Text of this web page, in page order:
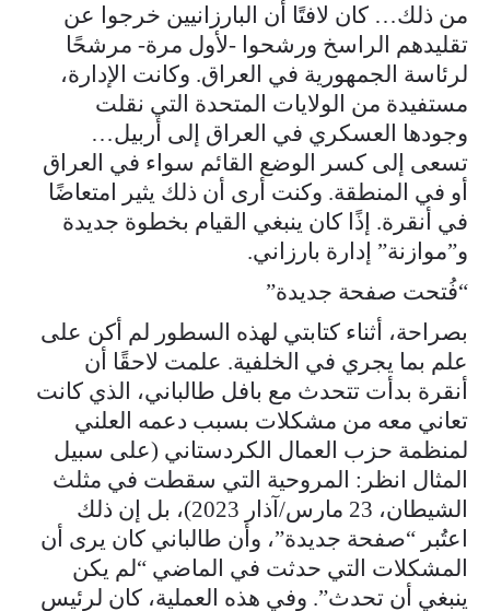
من ذلك… كان لافتًا أن البارزانيين خرجوا عن
تقليدهم الراسخ ورشحوا -لأول مرة- مرشحًا
لرئاسة الجمهورية في العراق. وكانت الإدارة،
مستفيدة من الولايات المتحدة التي نقلت
وجودها العسكري في العراق إلى أربيل…
تسعى إلى كسر الوضع القائم سواء في العراق
أو في المنطقة. وكنت أرى أن ذلك يثير امتعاضًا
في أنقرة. إذًا كان ينبغي القيام بخطوة جديدة
و”موازنة” إدارة بارزاني.
“فُتحت صفحة جديدة”
بصراحة، أثناء كتابتي لهذه السطور لم أكن على
علم بما يجري في الخلفية. علمت لاحقًا أن
أنقرة بدأت تتحدث مع بافل طالباني، الذي كانت
تعاني معه من مشكلات بسبب دعمه العلني
لمنظمة حزب العمال الكردستاني (على سبيل
المثال انظر: المروحية التي سقطت في مثلث
الشيطان، 23 مارس/آذار 2023)، بل إن ذلك
اعتُبر “صفحة جديدة”، وأن طالباني كان يرى أن
المشكلات التي حدثت في الماضي “لم يكن
ينبغي أن تحدث”. وفي هذه العملية، كان لرئيس